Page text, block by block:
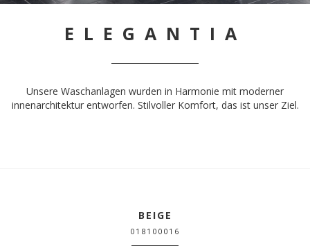
ELEGANTIA
Unsere Waschanlagen wurden in Harmonie mit moderner
innenarchitektur entworfen. Stilvoller Komfort, das ist unser Ziel.
BEIGE
018100016